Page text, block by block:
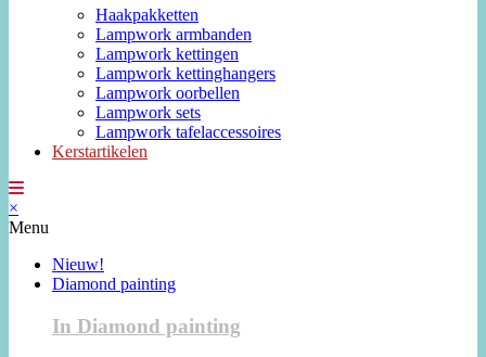
Haakpakketten
Lampwork armbanden
Lampwork kettingen
Lampwork kettinghangers
Lampwork oorbellen
Lampwork sets
Lampwork tafelaccessoires
Kerstartikelen
×
Menu
Nieuw!
Diamond painting
In Diamond painting